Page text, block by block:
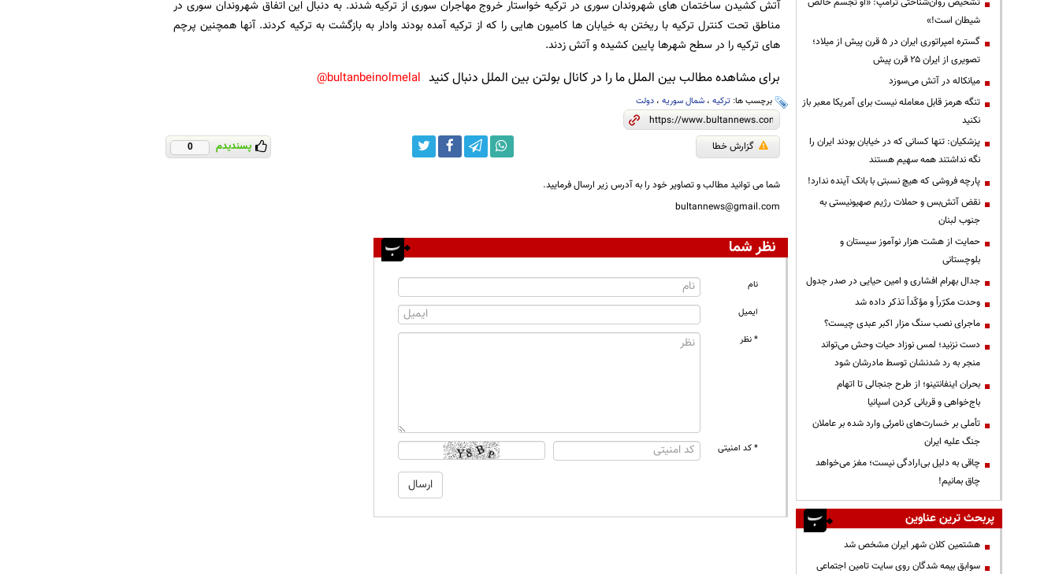
آتش کشیدن ساختمان های شهروندان سوری در ترکیه خواستار خروج مهاجران سوری از ترکیه شدند. به دنبال این اتفاق شهروندان سوری در
مناطق تحت کنترل ترکیه با ریختن به خیابان ها کامیون هایی را که از ترکیه آمده بودند وادار به بازگشت به ترکیه کردند. آنها همچنین پرچم
های ترکیه را در سطح شهرها پایین کشیده و آتش زدند.
برای مشاهده مطالب بین الملل ما را در کانال بولتن بین الملل دنبال کنید bultanbeinolmelal@
برچسب ها: ترکیه، شمال سوریه، دولت
گزارش خطا پسندیدم 0
شما می توانید مطالب و تصاویر خود را به آدرس زیر ارسال فرمایید.
bultannews@gmail.com
نظر شما
نام
ایمیل
* نظر
* کد امنیتی
شیطان است!»
گستره امپراتوری ایران در ۵ قرن پیش از میلاد؛
تصویری از ایران ۲۵ قرن پیش
میانکاله در آتش می‌سوزد
تنگه هرمز قابل معامله نیست برای آمریکا معبر باز
نکنید
پزشکیان: تنها کسانی که در خیابان بودند ایران را
نگه نداشتند همه سهیم هستند
پارچه فروشی که هیچ نسبتی با بانک آینده ندارد!
نقض آتش‌بس و حملات رژیم صهیونیستی به
جنوب لبنان
حمایت از هشت هزار نوآموز سیستان و
بلوچستانی
جدال بهرام افشاری و امین حیایی در صدر جدول
وحدت مکرّراً و مؤکّداً تذکر داده شد
ماجرای نصب سنگ مزار اکبر عبدی چیست؟
دست نزنید؛ لمس نوزاد حیات وحش می‌تواند
منجر به رد شدنشان توسط مادرشان شود
بحران اینفانتینو؛ از طرح جنجالی تا اتهام
باج‌خواهی و قربانی کردن اسپانیا
تأملی بر خسارت‌های نامرئی وارد شده بر عاملان
جنگ علیه ایران
چاقی به دلیل بی‌ارادگی نیست؛ مغز می‌خواهد
چاق بمانیم!
پربحث ترین عناوین
هشتمین کلان شهر ایران مشخص شد
سوابق بیمه شدگان روی سایت تامین اجتماعی